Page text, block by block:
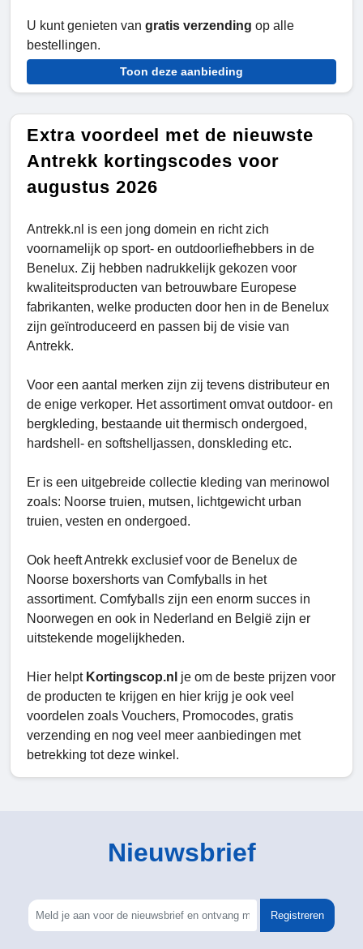
U kunt genieten van gratis verzending op alle
bestellingen.
Toon deze aanbieding
Extra voordeel met de nieuwste
Antrekk kortingscodes voor
augustus 2026
Antrekk.nl is een jong domein en richt zich
voornamelijk op sport- en outdoorliefhebbers in de
Benelux. Zij hebben nadrukkelijk gekozen voor
kwaliteitsproducten van betrouwbare Europese
fabrikanten, welke producten door hen in de Benelux
zijn geïntroduceerd en passen bij de visie van
Antrekk.
Voor een aantal merken zijn zij tevens distributeur en
de enige verkoper. Het assortiment omvat outdoor- en
bergkleding, bestaande uit thermisch ondergoed,
hardshell- en softshelljassen, donskleding etc.
Er is een uitgebreide collectie kleding van merinowol
zoals: Noorse truien, mutsen, lichtgewicht urban
truien, vesten en ondergoed.
Ook heeft Antrekk exclusief voor de Benelux de
Noorse boxershorts van Comfyballs in het
assortiment. Comfyballs zijn een enorm succes in
Noorwegen en ook in Nederland en België zijn er
uitstekende mogelijkheden.
Hier helpt Kortingscop.nl je om de beste prijzen voor
de producten te krijgen en hier krijg je ook veel
voordelen zoals Vouchers, Promocodes, gratis
verzending en nog veel meer aanbiedingen met
betrekking tot deze winkel.
Nieuwsbrief
Registreren